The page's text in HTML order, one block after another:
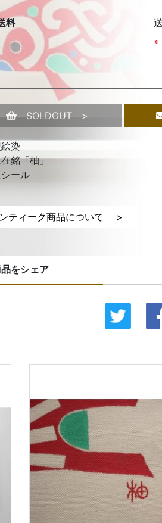
料
SOLDOUT >
染
在銘「柚」
ール
ティーク商品について >
をシェア